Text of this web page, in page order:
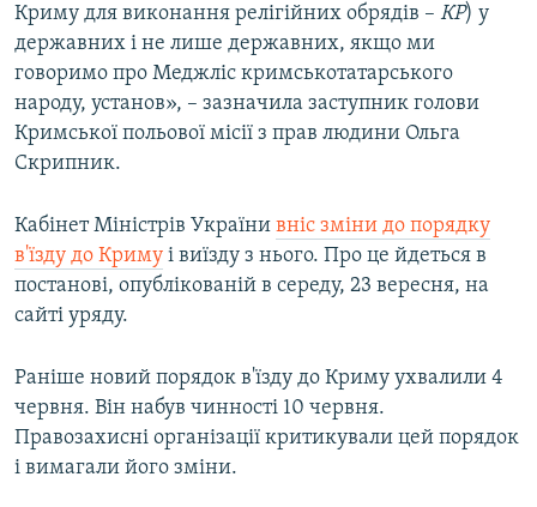
Криму для виконання релігійних обрядів – КР) у
державних і не лише державних, якщо ми
говоримо про Меджліс кримськотатарського
народу, установ», – зазначила заступник голови
Кримської польової місії з прав людини Ольга
Скрипник.
Кабінет Міністрів України вніс зміни до порядку
в'їзду до Криму і виїзду з нього. Про це йдеться в
постанові, опублікованій в середу, 23 вересня, на
сайті уряду.
Раніше новий порядок в'їзду до Криму ухвалили 4
червня. Він набув чинності 10 червня.
Правозахисні організації критикували цей порядок
і вимагали його зміни.